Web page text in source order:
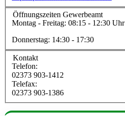
Öffnungszeiten Gewerbeamt
Montag - Freitag: 08:15 - 12:30 Uhr
Donnerstag: 14:30 - 17:30
Kontakt
Telefon:
02373 903-1412
Telefax:
02373 903-1386